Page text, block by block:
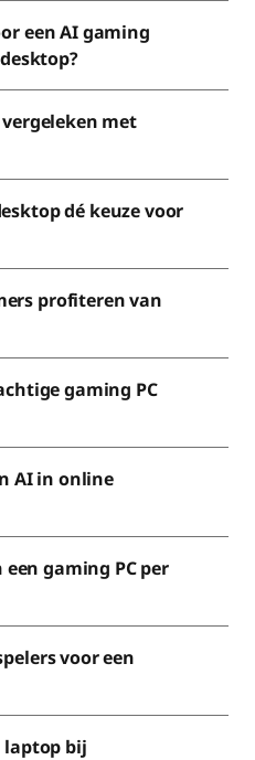
een AI gaming
vergeleken met
dé keuze voor
profiteren van
gaming PC
AI in online
gaming PC per
voor een
laptop bij